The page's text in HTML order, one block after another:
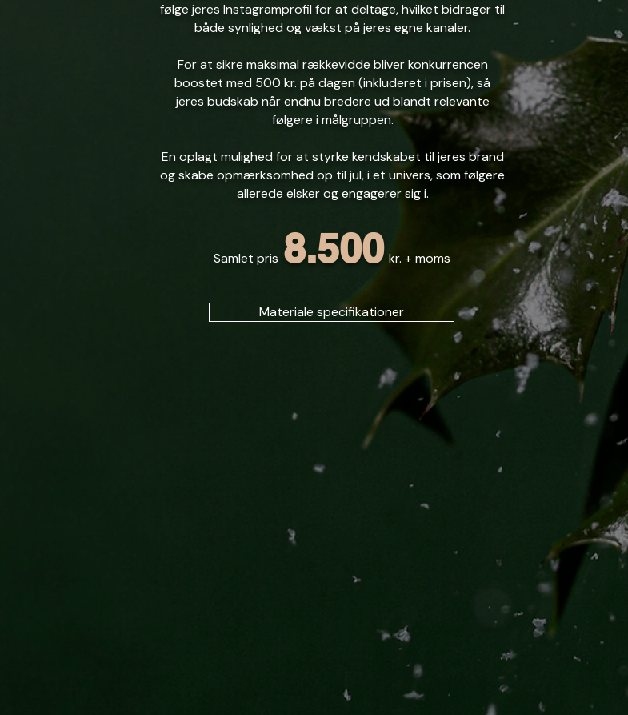
følge jeres Instagramprofil for at deltage, hvilket bidrager til
både synlighed og vækst på jeres egne kanaler.
For at sikre maksimal rækkevidde bliver konkurrencen
boostet med 500 kr. på dagen (inkluderet i prisen), så
jeres budskab når endnu bredere ud blandt relevante
følgere i målgruppen.
En oplagt mulighed for at styrke kendskabet til jeres brand
og skabe opmærksomhed op til jul, i et univers, som følgere
allerede elsker og engagerer sig i.
Samlet pris 8.500 kr. + moms
Materiale specifikationer